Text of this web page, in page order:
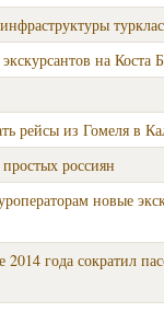
на Коста
рейсы из Гомеля в
россиян
новые
года сократил